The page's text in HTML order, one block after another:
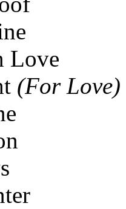
Love
(For Love)